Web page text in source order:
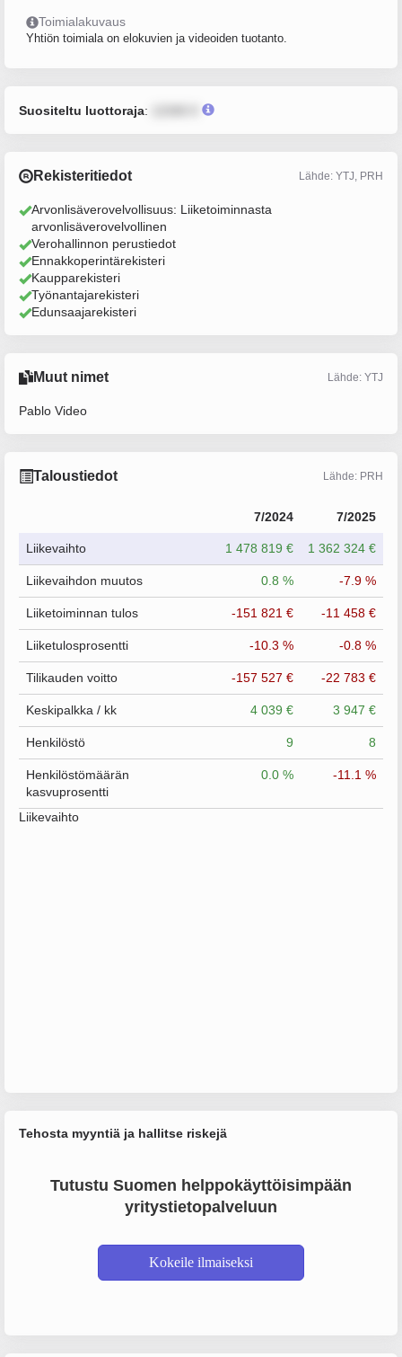
Toimialakuvaus
Yhtiön toimiala on elokuvien ja videoiden tuotanto.
Suositeltu luottoraja:
Rekisteritiedot Lähde: YTJ, PRH
Arvonlisäverovelvollisuus: Liiketoiminnasta
arvonlisäverovelvollinen
Verohallinnon perustiedot
Ennakkoperintärekisteri
Kaupparekisteri
Työnantajarekisteri
Edunsaajarekisteri
Muut nimet Lähde: YTJ
Pablo Video
Taloustiedot Lähde: PRH
7/2024 7/2025
Liikevaihto 1 478 819 € 1 362 324 €
Liikevaihdon muutos 0.8 % -7.9 %
Liiketoiminnan tulos -151 821 € -11 458 €
Liiketulosprosentti -10.3 % -0.8 %
Tilikauden voitto -157 527 € -22 783 €
Keskipalkka / kk 4 039 € 3 947 €
Henkilöstö 9 8
Henkilöstömäärän
kasvuprosentti
0.0 % -11.1 %
Liikevaihto
Tehosta myyntiä ja hallitse riskejä
Tutustu Suomen helppokäyttöisimpään
yritystietopalveluun
Kokeile ilmaiseksi